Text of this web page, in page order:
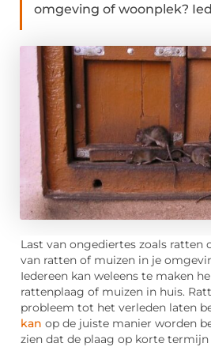
omgeving of woonplek?
Last van ongediertes zoals ratten
van ratten of muizen in je
Iedereen kan weleens te maken
rattenplaag of muizen in huis.
probleem tot het verleden laten
kan op de juiste manier worden
zien dat de plaag op korte termijn